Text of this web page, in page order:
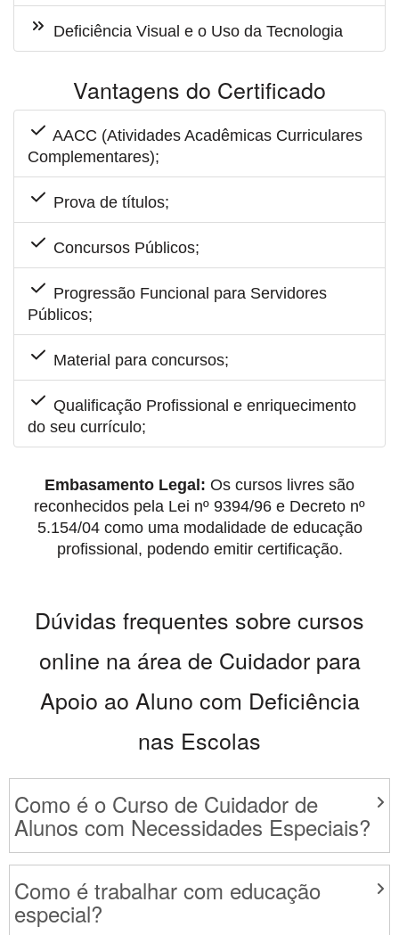
Deficiência Visual e o Uso da Tecnologia
Vantagens do Certificado
AACC (Atividades Acadêmicas Curriculares
Complementares);
Prova de títulos;
Concursos Públicos;
Progressão Funcional para Servidores
Públicos;
Material para concursos;
Qualificação Profissional e enriquecimento
do seu currículo;
Embasamento Legal: Os cursos livres são
reconhecidos pela Lei nº 9394/96 e Decreto nº
5.154/04 como uma modalidade de educação
profissional, podendo emitir certificação.
Dúvidas frequentes sobre cursos
online na área de Cuidador para
Apoio ao Aluno com Deficiência
nas Escolas
Como é o Curso de Cuidador de
Alunos com Necessidades Especiais?
Como é trabalhar com educação
especial?